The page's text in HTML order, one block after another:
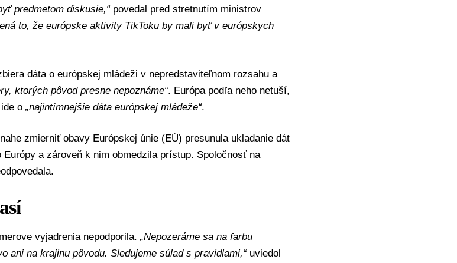
predmetom diskusie,“povedal pred stretnutím ministrov
to, že európske aktivity TikToku by mali byť v európskych
dáta o európskej mládeži v nepredstaviteľnom rozsahu a
ktorých pôvod presne nepoznáme“. Európa podľa neho netuší,
o „najintímnejšie dáta európskej mládeže“.
zmierniť obavy Európskej únie (EÚ) presunula ukladanie dát
a zároveň k nim obmedzila prístup. Spoločnosť na
vyjadrenia nepodporila. „Nepozeráme sa na farbu
ani na krajinu pôvodu. Sledujeme súlad s pravidlami,“uviedol